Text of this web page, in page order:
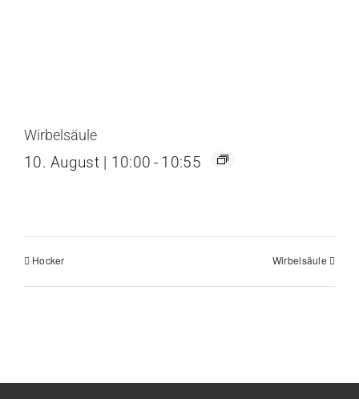
Wirbelsäule
10. August | 10:00 - 10:55
Hocker Wirbelsäule